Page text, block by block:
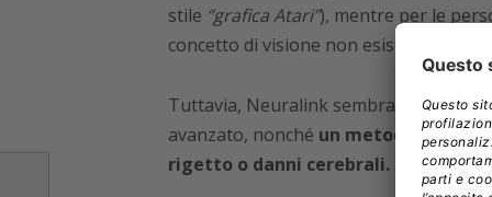
stile “grafica Atari”), mentre per le
concetto di visione non esistono.
Tuttavia, Neuralink sembra aver
avanzato, nonché un metodo più
rigetto o danni cerebrali.